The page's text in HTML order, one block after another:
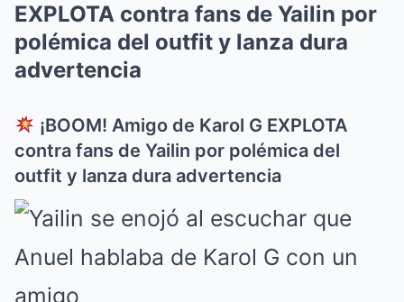
EXPLOTA contra fans de Yailin por
polémica del outfit y lanza dura
advertencia
¡BOOM! Amigo de Karol G EXPLOTA
contra fans de Yailin por polémica del
outfit y lanza dura advertencia